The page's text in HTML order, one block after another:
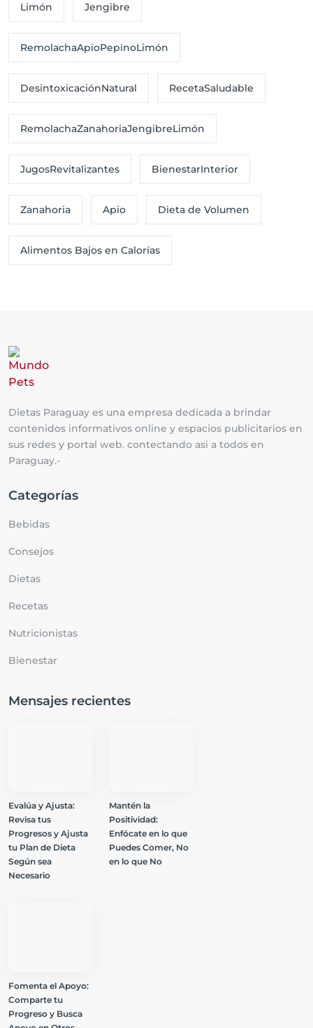
Limón Jengibre
RemolachaApioPepinoLimón
DesintoxicaciónNatural RecetaSaludable
RemolachaZanahoriaJengibreLimón
JugosRevitalizantes BienestarInterior
Zanahoria Apio Dieta de Volumen
Alimentos Bajos en Calorías
Dietas Paraguay es una empresa dedicada a brindar
contenidos informativos online y espacios publicitarios en
sus redes y portal web. contectando asi a todos en
Paraguay.-
Categorías
Bebidas
Consejos
Dietas
Recetas
Nutricionistas
Bienestar
Mensajes recientes
Evalúa y Ajusta:
Revisa tus
Progresos y Ajusta
tu Plan de Dieta
Según sea
Necesario
Mantén la
Positividad:
Enfócate en lo que
Puedes Comer, No
en lo que No
Fomenta el Apoyo:
Comparte tu
Progreso y Busca